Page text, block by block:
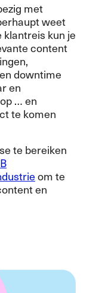
met
weet
klantreis kun je
content
downtime
en
… en
te komen
te bereiken
om te
en